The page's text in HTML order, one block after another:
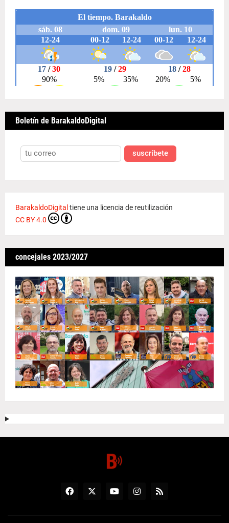
Boletín de BarakaldoDigital
suscríbete
BarakaldoDigital tiene una licencia de reutilización
CC BY 4.0
concejales 2023/2027